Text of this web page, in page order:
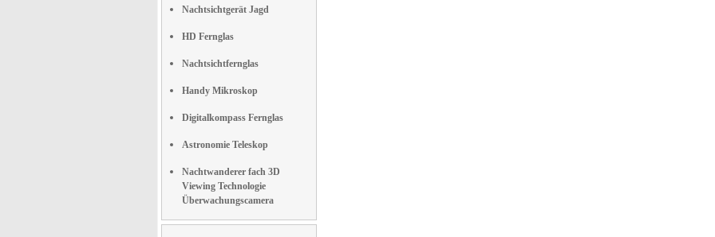
Nachtsichtgerät Jagd
HD Fernglas
Nachtsichtfernglas
Handy Mikroskop
Digitalkompass Fernglas
Astronomie Teleskop
Nachtwanderer fach 3D
Viewing Technologie
Überwachungscamera